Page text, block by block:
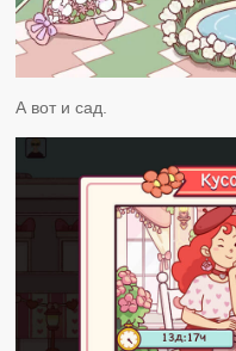
А вот и сад.